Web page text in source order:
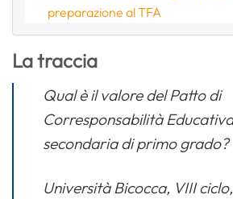
preparazione al TFA
La traccia
Qual è il valore del Patto di
Corresponsabilità
secondaria di primo grado?
Università Bicocca, VIII